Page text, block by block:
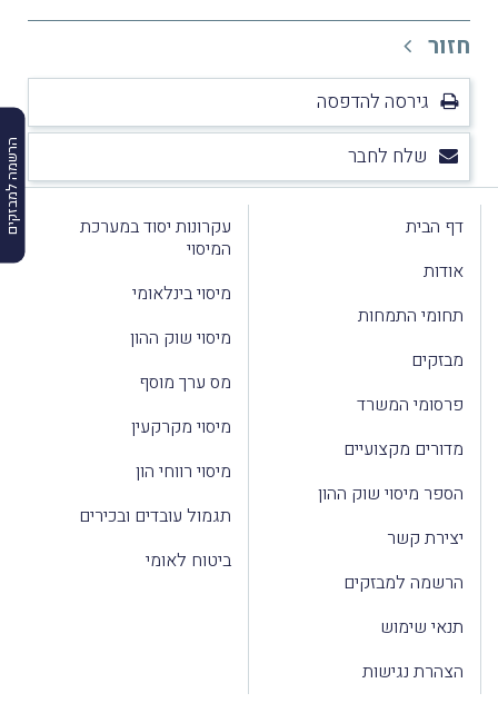
הרשמה למבזקים
חזור
גירסה להדפסה
שלח לחבר
דף הבית
אודות
תחומי התמחות
מבזקים
פרסומי המשרד
מדורים מקצועיים
הספר מיסוי שוק ההון
יצירת קשר
הרשמה למבזקים
תנאי שימוש
הצהרת נגישות
עקרונות יסוד במערכת
המיסוי
מיסוי בינלאומי
מיסוי שוק ההון
מס ערך מוסף
מיסוי מקרקעין
מיסוי רווחי הון
תגמול עובדים ובכירים
ביטוח לאומי